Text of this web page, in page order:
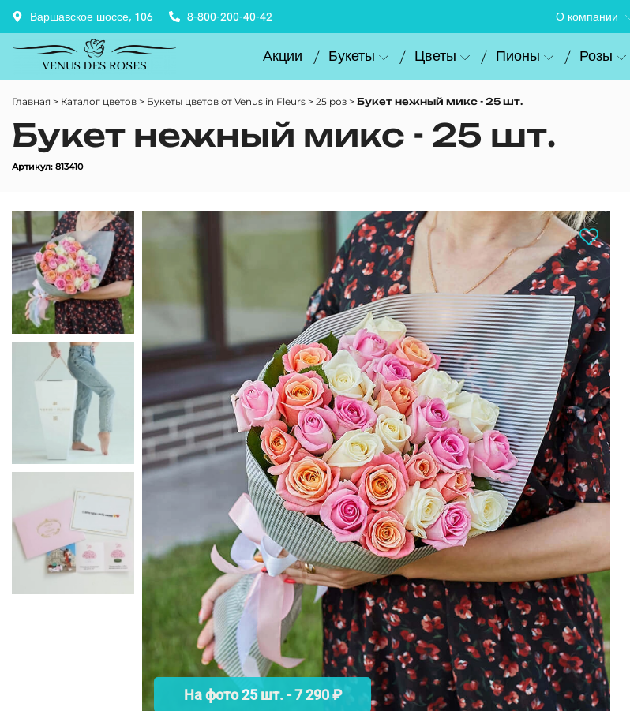
Варшавское шоссе, 106 8-800-200-40-42 О компании
Акции Букеты Цветы Пионы Розы
Главная Каталог цветов Букеты цветов от Venus in Fleurs 25 роз Букет нежный микс - 25 шт.
Букет нежный микс - 25 шт.
Артикул: 813410
На фото 25 шт. - 7 290 ₽